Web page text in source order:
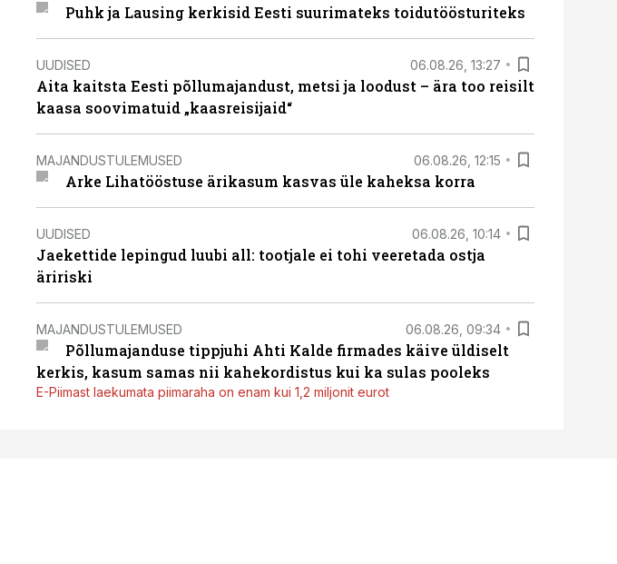
Puhk ja Lausing kerkisid Eesti suurimateks toidutöösturiteks
UUDISED 06.08.26, 13:27
Aita kaitsta Eesti põllumajandust, metsi ja loodust – ära too reisilt
kaasa soovimatuid „kaasreisijaid“
MAJANDUSTULEMUSED 06.08.26, 12:15
Arke Lihatööstuse ärikasum kasvas üle kaheksa korra
UUDISED 06.08.26, 10:14
Jaekettide lepingud luubi all: tootjale ei tohi veeretada ostja
äririski
MAJANDUSTULEMUSED 06.08.26, 09:34
Põllumajanduse tippjuhi Ahti Kalde firmades käive üldiselt
kerkis, kasum samas nii kahekordistus kui ka sulas pooleks
E-Piimast laekumata piimaraha on enam kui 1,2 miljonit eurot